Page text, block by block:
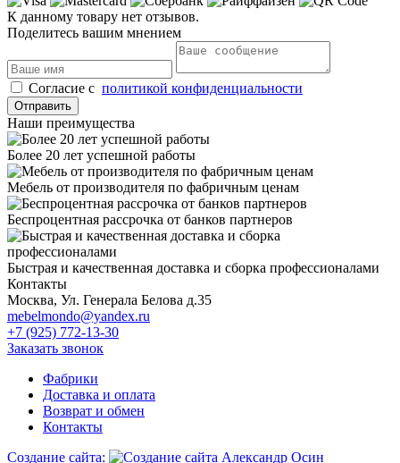
К данному товару нет отзывов.
Поделитесь вашим мнением
Cогласие с политикой конфиденциальности
Отправить
Наши преимущества
Более 20 лет успешной работы
Мебель от производителя по фабричным ценам
Беспроцентная рассрочка от банков партнеров
Быстрая и качественная доставка и сборка профессионалами
Контакты
Москва, Ул. Генерала Белова д.35
mebelmondo@yandex.ru
+7 (925) 772-13-30
Заказать звонок
Фабрики
Доставка и оплата
Возврат и обмен
Контакты
Создание сайта: